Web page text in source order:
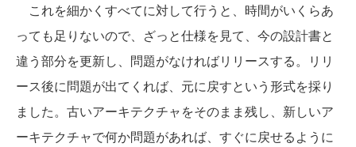
これを細かくすべてに対して行うと、時間がいくらあ
っても足りないので、ざっと仕様を見て、今の設計書と
違う部分を更新し、問題がなければリリースする。リリ
ース後に問題が出てくれば、元に戻すという形式を採り
ました。古いアーキテクチャをそのまま残し、新しいア
ーキテクチャで何か問題があれば、すぐに戻せるように